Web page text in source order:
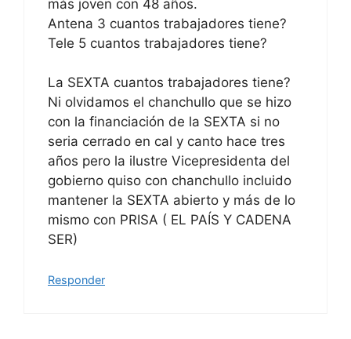
más joven con 48 años.
Antena 3 cuantos trabajadores tiene?
Tele 5 cuantos trabajadores tiene?
La SEXTA cuantos trabajadores tiene?
Ni olvidamos el chanchullo que se hizo
con la financiación de la SEXTA si no
seria cerrado en cal y canto hace tres
años pero la ilustre Vicepresidenta del
gobierno quiso con chanchullo incluido
mantener la SEXTA abierto y más de lo
mismo con PRISA ( EL PAÍS Y CADENA
SER)
Responder